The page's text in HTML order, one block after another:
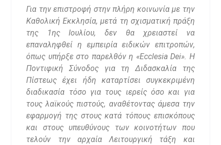
Για την επιστροφή στην πλήρη κοινωνία με την
Καθολική Εκκλησία, μετά τη σχισματική πράξη
της 1ης Ιουλίου, δεν θα χρειαστεί να
επαναληφθεί η εμπειρία ειδικών επιτροπών,
όπως υπήρξε στο παρελθόν η «Ecclesia Dei». Η
Ποντιφική Σύνοδος για τη Διδασκαλία της
Πίστεως έχει ήδη καταρτίσει συγκεκριμένη
διαδικασία τόσο για τους ιερείς όσο και για
τους λαϊκούς πιστούς, αναθέτοντας άμεσα την
εφαρμογή της στους κατά τόπους επισκόπους
και στους υπευθύνους των κοινοτήτων που
τελούν την αρχαία Λειτουργική τάξη και